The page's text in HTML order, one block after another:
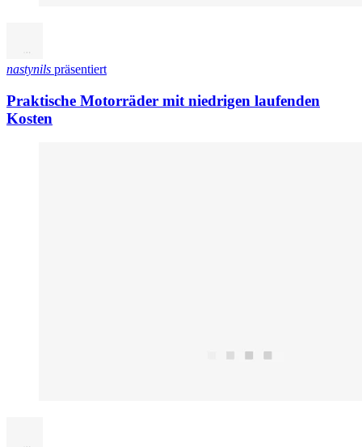
nastynils präsentiert
Praktische Motorräder mit niedrigen laufenden
Kosten